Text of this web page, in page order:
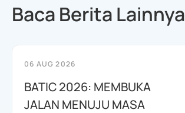
Baca Berita Lainnya
06 AUG 2026
BATIC 2026: MEMBUKA
JALAN MENUJU MASA